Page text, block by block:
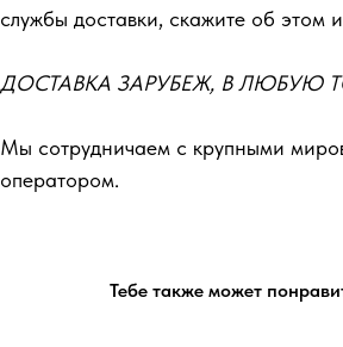
службы доставки, скажите об
ДОСТАВКА ЗАРУБЕЖ, В ЛЮБУЮ
Мы сотрудничаем с крупными
оператором.
Тебе также может